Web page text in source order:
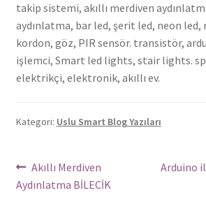
takip sistemi, akıllı merdiven
aydınlatma, bar led, şerit led, neon
kordon, göz, PIR sensör. transistör,
işlemci, Smart led lights, stair lights.
elektrikçi, elektronik, akıllı ev.
Kategori: Uslu Smart Blog Yazıları
Yazı
dolaşımı
Önceki
Yazı:
Akıllı Merdiven
Aydınlatma BİLECİK
Sonraki
Arduino